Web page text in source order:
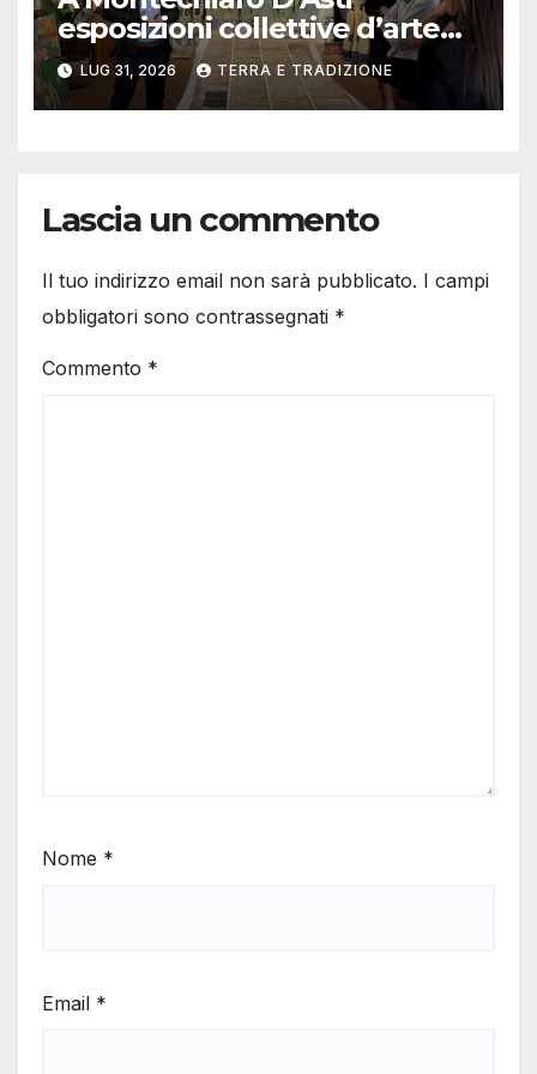
esposizioni collettive d’arte
contemporanea
LUG 31, 2026 TERRA E TRADIZIONE
Lascia un commento
Il tuo indirizzo email non sarà pubblicato. I campi
obbligatori sono contrassegnati *
Commento *
Nome *
Email *